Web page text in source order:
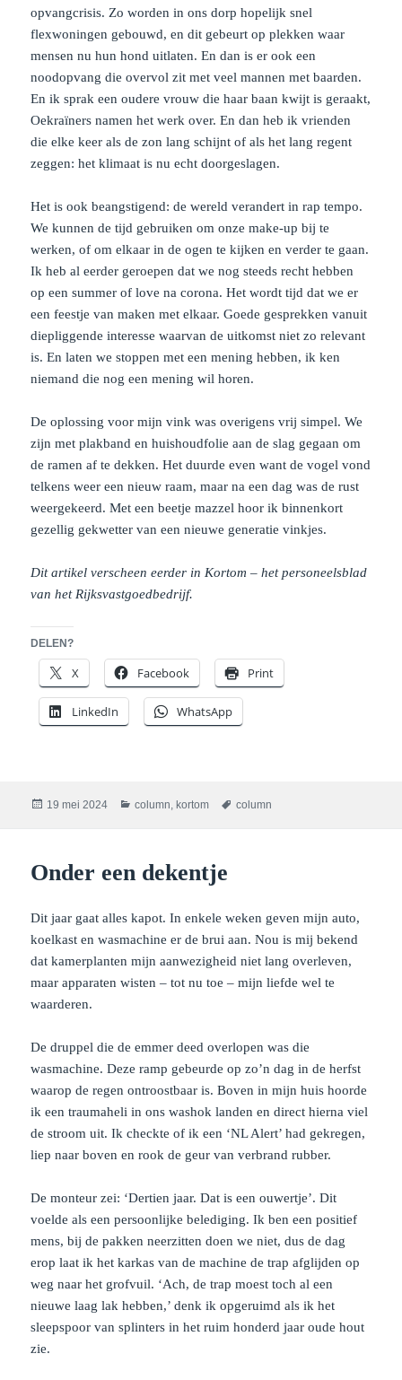
opvangcrisis. Zo worden in ons dorp hopelijk snel
flexwoningen gebouwd, en dit gebeurt op plekken waar
mensen nu hun hond uitlaten. En dan is er ook een
noodopvang die overvol zit met veel mannen met baarden.
En ik sprak een oudere vrouw die haar baan kwijt is geraakt,
Oekraïners namen het werk over. En dan heb ik vrienden
die elke keer als de zon lang schijnt of als het lang regent
zeggen: het klimaat is nu echt doorgeslagen.
Het is ook beangstigend: de wereld verandert in rap tempo.
We kunnen de tijd gebruiken om onze make-up bij te
werken, of om elkaar in de ogen te kijken en verder te gaan.
Ik heb al eerder geroepen dat we nog steeds recht hebben
op een summer of love na corona. Het wordt tijd dat we er
een feestje van maken met elkaar. Goede gesprekken vanuit
diepliggende interesse waarvan de uitkomst niet zo relevant
is. En laten we stoppen met een mening hebben, ik ken
niemand die nog een mening wil horen.
De oplossing voor mijn vink was overigens vrij simpel. We
zijn met plakband en huishoudfolie aan de slag gegaan om
de ramen af te dekken. Het duurde even want de vogel vond
telkens weer een nieuw raam, maar na een dag was de rust
weergekeerd. Met een beetje mazzel hoor ik binnenkort
gezellig gekwetter van een nieuwe generatie vinkjes.
Dit artikel verscheen eerder in Kortom – het personeelsblad
van het Rijksvastgoedbedrijf.
DELEN?
X Facebook Print
LinkedIn WhatsApp
Geplaatst
19 mei 2024 Categorieën
column ,kortom Tags
column
Onder een dekentje
Dit jaar gaat alles kapot. In enkele weken geven mijn auto,
koelkast en wasmachine er de brui aan. Nou is mij bekend
dat kamerplanten mijn aanwezigheid niet lang overleven,
maar apparaten wisten – tot nu toe – mijn liefde wel te
waarderen.
De druppel die de emmer deed overlopen was die
wasmachine. Deze ramp gebeurde op zo’n dag in de herfst
waarop de regen ontroostbaar is. Boven in mijn huis hoorde
ik een traumaheli in ons washok landen en direct hierna viel
de stroom uit. Ik checkte of ik een ‘NL Alert’ had gekregen,
liep naar boven en rook de geur van verbrand rubber.
De monteur zei: ‘Dertien jaar. Dat is een ouwertje’. Dit
voelde als een persoonlijke belediging. Ik ben een positief
mens, bij de pakken neerzitten doen we niet, dus de dag
erop laat ik het karkas van de machine de trap afglijden op
weg naar het grofvuil. ‘Ach, de trap moest toch al een
nieuwe laag lak hebben,’ denk ik opgeruimd als ik het
sleepspoor van splinters in het ruim honderd jaar oude hout
zie.